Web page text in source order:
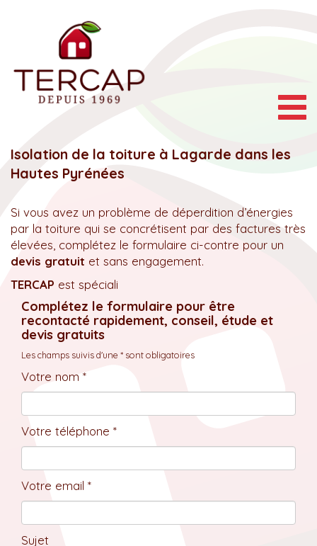
Isolation de la toiture à Lagarde dans les
Hautes Pyrénées
Si vous avez un problème de déperdition d’énergies
par la toiture qui se concrétisent par des factures très
élevées, complétez le formulaire ci-contre pour un
devis gratuit et sans engagement.
TERCAP est spéciali
Complétez le formulaire pour être
recontacté rapidement, conseil, étude et
devis gratuits
Les champs suivis d'une * sont obligatoires
Votre nom *
Votre téléphone *
Votre email *
Sujet